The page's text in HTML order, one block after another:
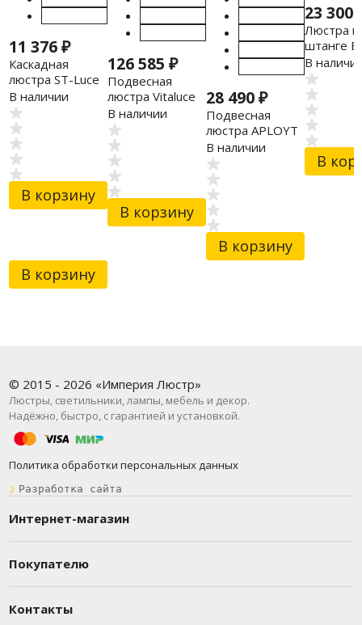
11 376₽
Каскадная
люстра ST-Luce
ST604.443.114
В наличии
В корзину
126 585 ₽
Подвесная
люстра Vitaluce
V3295-7/20+10
В наличии
В корзину
28 490₽
Подвесная
люстра APLOYT
APL.721.06.05
В наличии
В корзину
23 300
Люстра
штанге
70111/8
В
В
В корзину
© 2015 - 2026 «Империя Люстр»
Люстры, светильники, лампы, мебель и декор.
Надёжно, быстро, с гарантией и установкой.
Политика обработки персональных данных
❯ Разработка сайта
Интернет-магазин
Покупателю
Контакты